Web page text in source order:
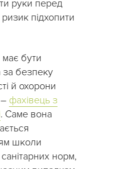
руки перед
підхопити
бути
за безпеку
й охорони
фахівець з
. Саме вона
школи
норм,